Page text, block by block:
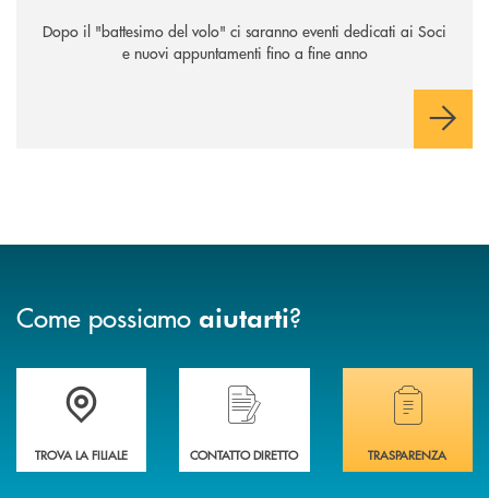
Dopo il "battesimo del volo" ci saranno eventi dedicati ai Soci
e nuovi appuntamenti fino a fine anno
Come possiamo aiutarti?
Accedi all' elenco completo delle filiali .
TROVA LA FILIALE
Hai bisogno di assistenza immediata?
CONTATTO DIRETTO
Hai bisogno di
TRASPARENZA